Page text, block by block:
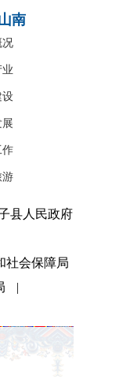
南
况
设
作
游
县人民政府
社会保障局
|